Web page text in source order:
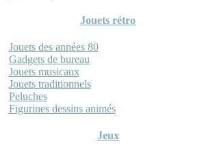
Jouets rétro
Jouets des années 80
Gadgets de bureau
Jouets musicaux
Jouets traditionnels
Peluches
Figurines dessins animés
Jeux